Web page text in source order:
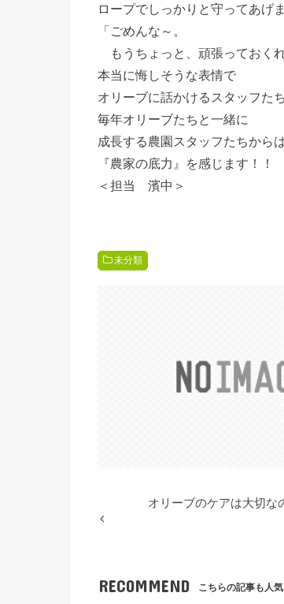
ロープでしっかりと守ってあげ
「ごめんな～。
もうちょっと、頑張っておくれ
本当に悔しそうな表情で
オリーブに話かけるスタッフたち
毎年オリーブたちと一緒に
成長する農園スタッフたちから
『農家の底力』を感じます！！
＜担当 濱中＞
未分類
オリーブのケアは大切な
RECOMMEND こちらの記事も人気